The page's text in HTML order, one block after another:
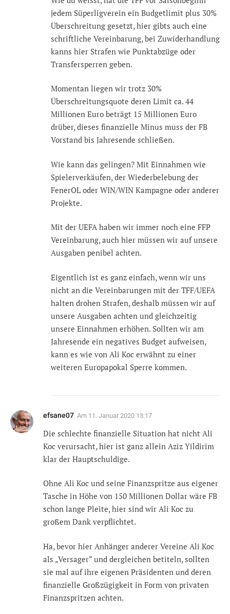
jedem Süperligverein ein Budgetlimit plus 30%
Überschreitung gesetzt, hier gibts auch eine
schriftliche Vereinbarung, bei Zuwiderhandlung
kanns hier Strafen wie Punktabzüge oder
Transfersperren geben.
Momentan liegen wir trotz 30%
Überschreitungsquote deren Limit ca. 44
Millionen Euro beträgt 15 Millionen Euro
drüber, dieses finanzielle Minus muss der FB
Vorstand bis Jahresende schließen.
Wie kann das gelingen? Mit Einnahmen wie
Spielerverkäufen, der Wiederbelebung der
FenerOL oder WIN/WIN Kampagne oder anderer
Projekte.
Mit der UEFA haben wir immer noch eine FFP
Vereinbarung, auch hier müssen wir auf unsere
Ausgaben penibel achten.
Eigentlich ist es ganz einfach, wenn wir uns
nicht an die Vereinbarungen mit der TFF/UEFA
halten drohen Strafen, deshalb müssen wir auf
unsere Ausgaben achten und gleichzeitig
unsere Einnahmen erhöhen. Sollten wir am
Jahresende ein negatives Budget aufweisen,
kann es wie von Ali Koc erwähnt zu einer
weiteren Europapokal Sperre kommen.
efsane07 Am 11. Januar 2020 13:17
Die schlechte finanzielle Situation hat nicht Ali
Koc verursacht, hier ist ganz allein Aziz Yildirim
klar der Hauptschuldige.
Ohne Ali Koc und seine Finanzspritze aus eigener
Tasche in Höhe von 150 Millionen Dollar wäre FB
schon lange Pleite, hier sind wir Ali Koc zu
großem Dank verpflichtet.
Ha, bevor hier Anhänger anderer Vereine Ali Koc
als „Versager“ und dergleichen betiteln, sollten
sie mal auf ihre eigenen Präsidenten und deren
finanzielle Großzügigkeit in Form von privaten
Finanzspritzen achten.